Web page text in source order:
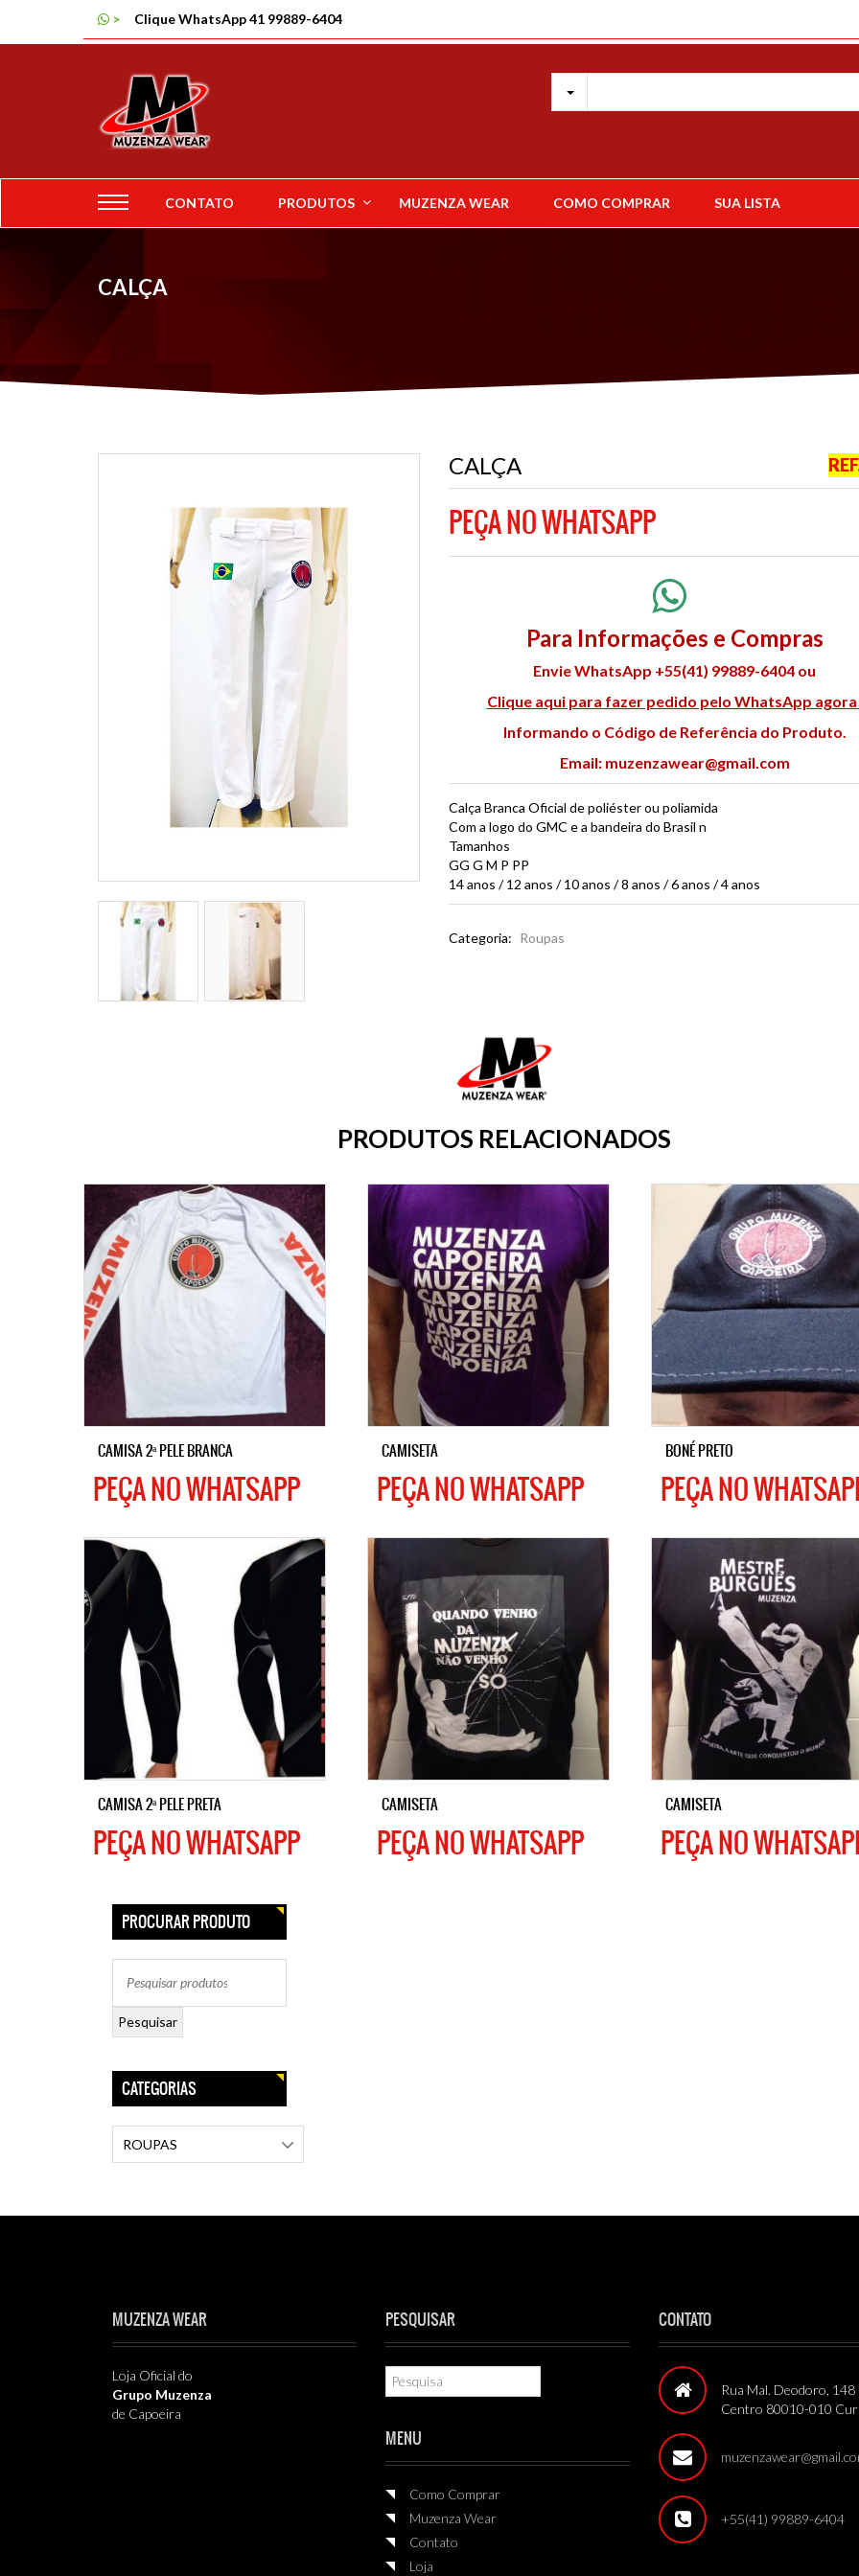
COMO COMPRAR
> Clique WhatsApp 41 99889-6404
CONTATO PRODUTOS MUZENZA WEAR COMO COMPRAR SUA LISTA
CALÇA
CALÇA
PEÇA NO WHATSAPP
Para Informações e Compras
Envie WhatsApp +55(41) 99889-6404 ou
Clique aqui para fazer pedido pelo WhatsApp
Informando o Código de Referência do Produto.
Email: muzenzawear@gmail.com
Calça Branca Oficial de poliéster ou poliamida
Com a logo do GMC e a bandeira do Brasil n
Tamanhos
GG G M P PP
14 anos / 12 anos / 10 anos / 8 anos / 6 anos / 4 anos
Categoria: Roupas
PRODUTOS RELACIONADOS
CAMISA 2ª PELE BRANCA
PEÇA NO WHATSAPP
CAMISETA
PEÇA NO WHATSAPP
BONÉ PRETO
PEÇA NO
CAMISA 2ª PELE PRETA
PEÇA NO WHATSAPP
CAMISETA
PEÇA NO WHATSAPP
CAMISETA
PEÇA NO
PROCURAR PRODUTO
Pesquisar
CATEGORIAS
ROUPAS
MUZENZA WEAR
Loja Oficial do
Grupo Muzenza
de Capoeira
PESQUISAR
MENU
Como Comprar
Muzenza Wear
Contato
Loja
CONTATO
Rua Mal. Deodoro, 148
Centro 80010-010
+55(41) 99889-6404